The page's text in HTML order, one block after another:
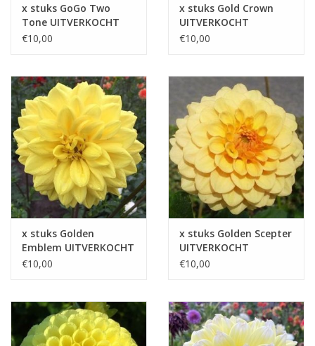
x stuks GoGo Two
Tone UITVERKOCHT
€10,00
x stuks Gold Crown
UITVERKOCHT
€10,00
x stuks Golden
Emblem UITVERKOCHT
€10,00
x stuks Golden Scepter
UITVERKOCHT
€10,00